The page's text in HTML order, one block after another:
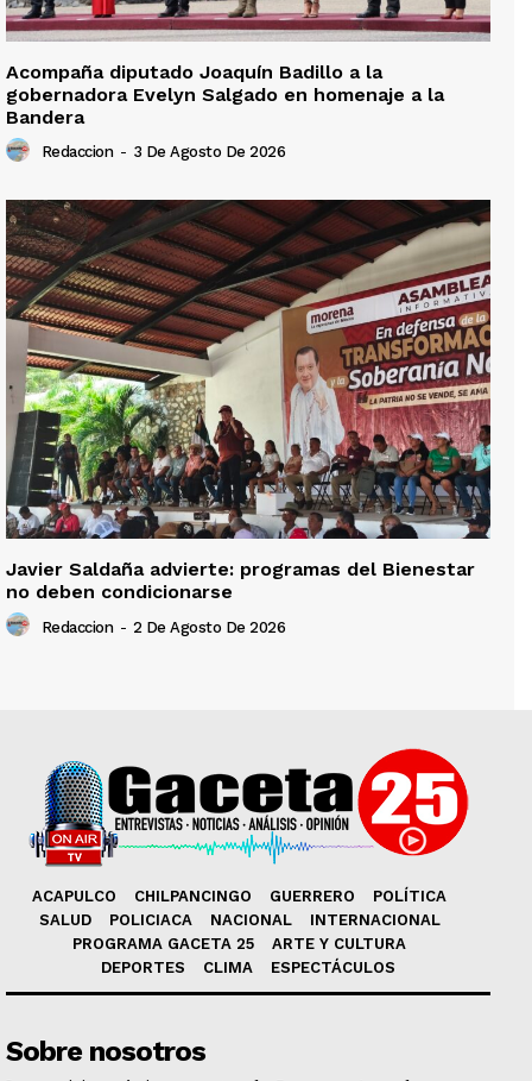
Acompaña diputado Joaquín Badillo a la
gobernadora Evelyn Salgado en homenaje a la
Bandera
Redaccion - 3 De Agosto De 2026
Javier Saldaña advierte: programas del Bienestar
no deben condicionarse
Redaccion - 2 De Agosto De 2026
ACAPULCO CHILPANCINGO GUERRERO
POLÍTICA
SALUD
POLICIACA NACIONAL
INTERNACIONAL
PROGRAMA GACETA 25
ARTE Y CULTURA
DEPORTES
CLIMA ESPECTÁCULOS
Sobre nosotros